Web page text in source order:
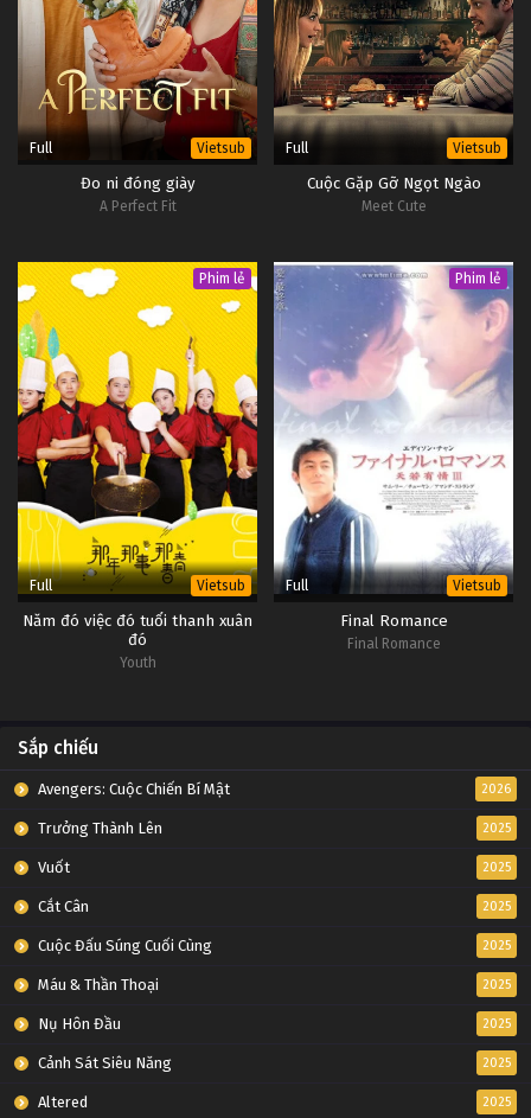
Full Vietsub
Đo ni đóng giày
A Perfect Fit
Full Vietsub
Cuộc Gặp Gỡ Ngọt Ngào
Meet Cute
Phim lẻ
Full Vietsub
Năm đó việc đó tuổi thanh xuân
đó
Youth
Phim lẻ
Full Vietsub
Final Romance
Final Romance
Sắp chiếu
Avengers: Cuộc Chiến Bí Mật 2026
Trưởng Thành Lên 2025
Vuốt 2025
Cắt Cân 2025
Cuộc Đấu Súng Cuối Cùng 2025
Máu & Thần Thoại 2025
Nụ Hôn Đầu 2025
Cảnh Sát Siêu Năng 2025
Altered 2025